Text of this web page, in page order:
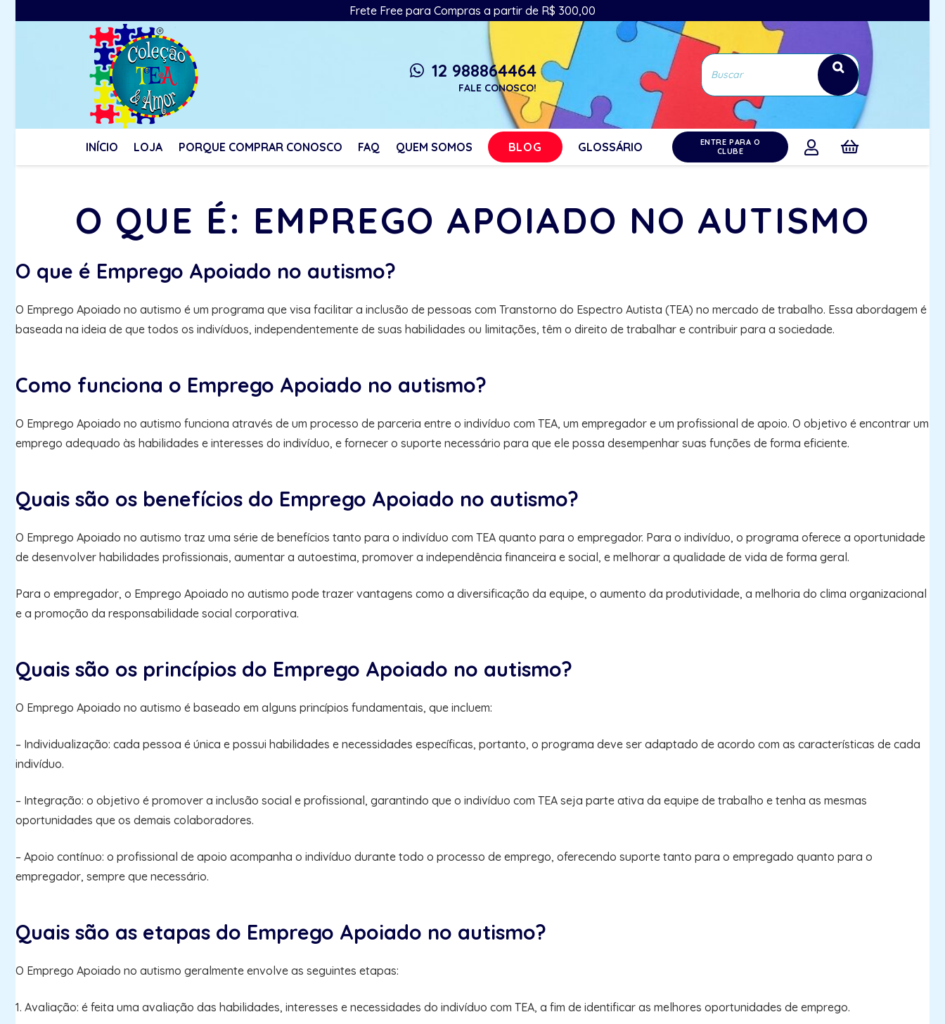
Frete Free para Compras a partir de R$ 300,00
whatsapp 12 988864464
FALE CONOSCO!
INÍCIO LOJA PORQUE COMPRAR CONOSCO FAQ QUEM SOMOS BLOG GLOSSÁRIO
ENTRE PARA O
CLUBE
O QUE É: EMPREGO APOIADO NO AUTISMO
O que é Emprego Apoiado no autismo?
O Emprego Apoiado no autismo é um programa que visa facilitar a inclusão de pessoas com Transtorno do Espectro Autista (TEA) no mercado de trabalho. Essa abordagem é
baseada na ideia de que todos os indivíduos, independentemente de suas habilidades ou limitações, têm o direito de trabalhar e contribuir para a sociedade.
Como funciona o Emprego Apoiado no autismo?
O Emprego Apoiado no autismo funciona através de um processo de parceria entre o indivíduo com TEA, um empregador e um profissional de apoio. O objetivo é encontrar um
emprego adequado às habilidades e interesses do indivíduo, e fornecer o suporte necessário para que ele possa desempenhar suas funções de forma eficiente.
Quais são os benefícios do Emprego Apoiado no autismo?
O Emprego Apoiado no autismo traz uma série de benefícios tanto para o indivíduo com TEA quanto para o empregador. Para o indivíduo, o programa oferece a oportunidade
de desenvolver habilidades profissionais, aumentar a autoestima, promover a independência financeira e social, e melhorar a qualidade de vida de forma geral.
Para o empregador, o Emprego Apoiado no autismo pode trazer vantagens como a diversificação da equipe, o aumento da produtividade, a melhoria do clima organizacional
e a promoção da responsabilidade social corporativa.
Quais são os princípios do Emprego Apoiado no autismo?
O Emprego Apoiado no autismo é baseado em alguns princípios fundamentais, que incluem:
– Individualização: cada pessoa é única e possui habilidades e necessidades específicas, portanto, o programa deve ser adaptado de acordo com as características de cada
indivíduo.
– Integração: o objetivo é promover a inclusão social e profissional, garantindo que o indivíduo com TEA seja parte ativa da equipe de trabalho e tenha as mesmas
oportunidades que os demais colaboradores.
– Apoio contínuo: o profissional de apoio acompanha o indivíduo durante todo o processo de emprego, oferecendo suporte tanto para o empregado quanto para o
empregador, sempre que necessário.
Quais são as etapas do Emprego Apoiado no autismo?
O Emprego Apoiado no autismo geralmente envolve as seguintes etapas:
1. Avaliação: é feita uma avaliação das habilidades, interesses e necessidades do indivíduo com TEA, a fim de identificar as melhores oportunidades de emprego.